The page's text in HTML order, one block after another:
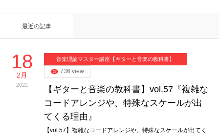
最近の記事
18
2月
2022
音楽理論マスター講座【ギターと音楽の教科書】
736 view
【ギターと音楽の教科書】vol.57『複雑な
コードアレンジや、特殊なスケールが出
てくる理由』
【vol.57】複雑なコードアレンジや、特殊なスケールが出てく
無料教材DL
YouTube
記事まとめ